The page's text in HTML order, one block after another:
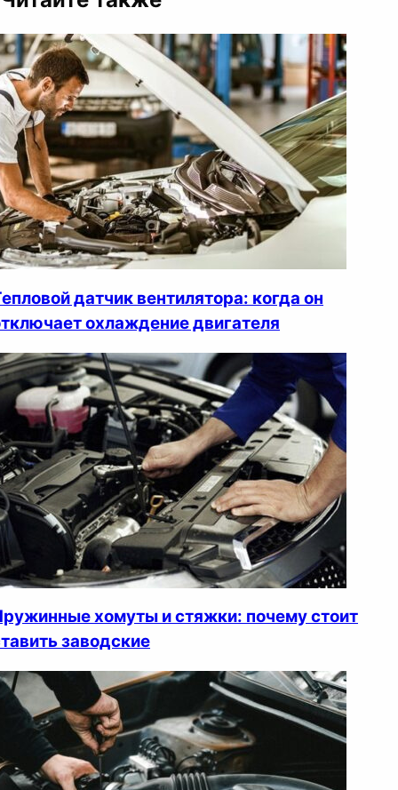
датчик вентилятора: когда он
охлаждение двигателя
хомуты и стяжки: почему стоит
заводские